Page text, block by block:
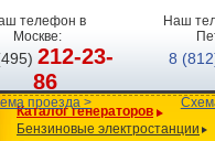
телефон в
Москве:
212-23-
86
проезда >
Наш
8
Каталог генераторов
Бензиновые электростанции